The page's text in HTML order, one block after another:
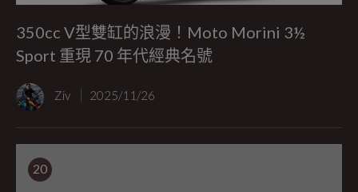
350cc V型雙缸的浪漫！Moto Morini 3½
Sport 重現 70 年代經典名號
Ziv 2025/11/26
20